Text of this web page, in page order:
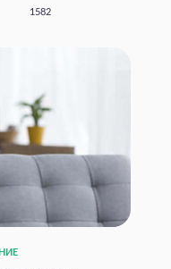
1582